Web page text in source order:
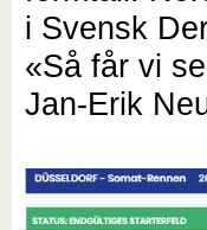
i Svensk
«Så får vi
Jan-Erik